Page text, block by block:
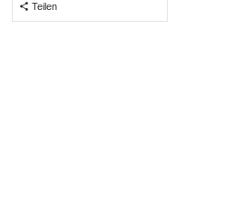
Teilen